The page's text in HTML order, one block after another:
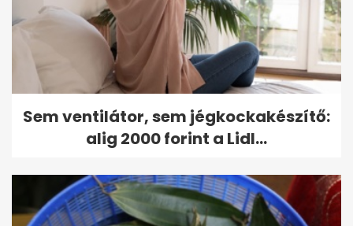
Sem ventilátor, sem jégkockakészítő:
alig 2000 forint a Lidl...